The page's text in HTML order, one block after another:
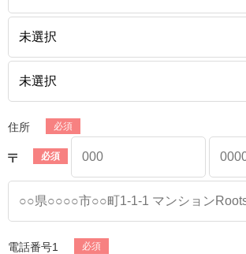
住所
電話番号1